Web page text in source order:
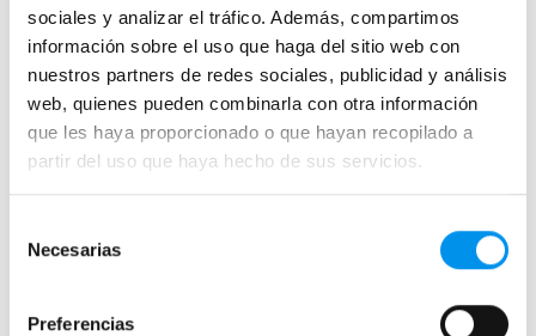
sociales y analizar el tráfico. Además, compartimos
información sobre el uso que haga del sitio web con
nuestros partners de redes sociales, publicidad y análisis
web, quienes pueden combinarla con otra información
que les haya proporcionado o que hayan recopilado a
partir del uso que haya hecho de sus servicios.
Necesarias
Preferencias
Mamparas de bañera sin perfilería
Plegables
Mamparas de ducha
Frontales
Mamparas rectangulares